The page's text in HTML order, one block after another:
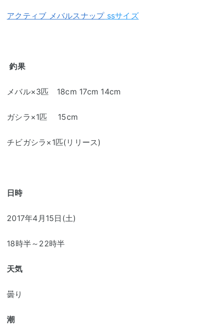
アクティブ メバルスナップ ssサイズ
釣果
メバル×3匹 18cm 17cm 14cm
ガシラ×1匹 15cm
チビガシラ×1匹(リリース)
日時
2017年4月15日(土)
18時半～22時半
天気
曇り
潮